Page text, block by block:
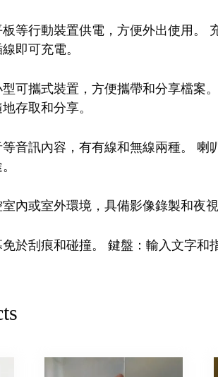
等行動裝置供電，方便外出使用。
即可充電。
可攜式裝置，方便攜帶和分享檔案
存取和分享。
音訊內容，有有線和無線兩種。
內或室外環境，具備影像錄製和夜
於刮痕和碰撞。 鍵盤：輸入文字和